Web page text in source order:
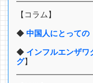
【コラム】
◆ 中国人にとっての
◆ インフルエンザワ
グ】